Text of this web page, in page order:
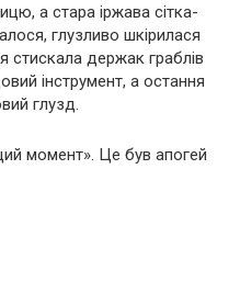
а стара іржава сітка-
глузливо шкірилася
стискала держак граблів
інструмент, а остання
глузд.
момент». Це був апогей